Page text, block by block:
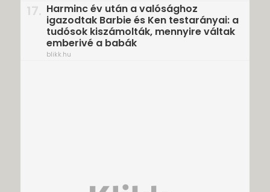
17. Harminc év után a valósághoz
igazodtak Barbie és Ken testarányai: a
tudósok kiszámolták, mennyire váltak
emberivé a babák
blikk.hu